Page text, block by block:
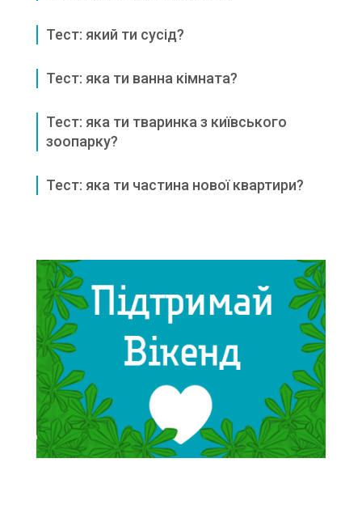
Тест: який ти сусід?
Тест: яка ти ванна кімната?
Тест: яка ти тваринка з київського
зоопарку?
Тест: яка ти частина нової квартири?